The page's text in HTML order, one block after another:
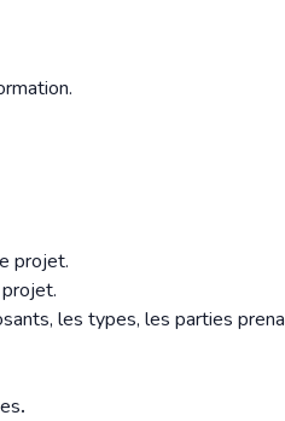
projet.
les types, les parties
.